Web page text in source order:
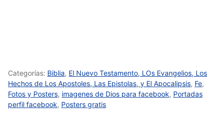
Categorías: Biblia, El Nuevo Testamento, LOs Evangelios, Los
Hechos de Los Apostoles, Las Epistolas, y El Apocalipsis, Fe,
Fotos y Posters, imagenes de Dios para facebook, Portadas
perfil facebook, Posters gratis